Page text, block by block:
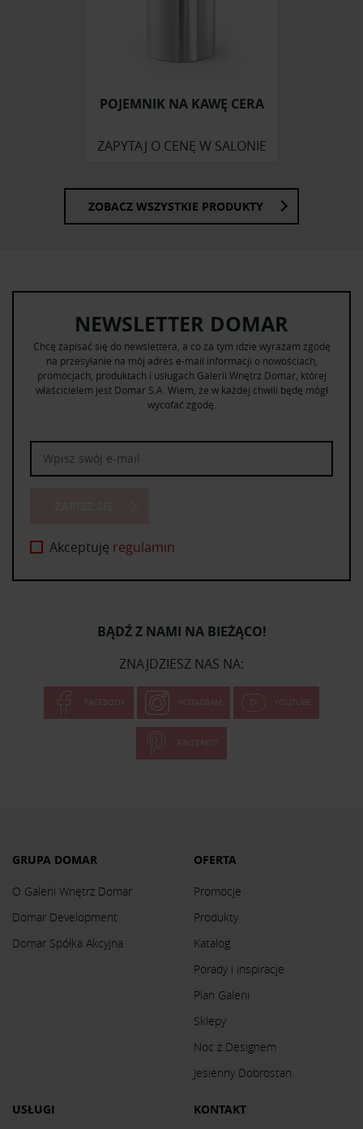
POJEMNIK NA KAWĘ CERA
ZAPYTAJ O CENĘ W SALONIE
ZOBACZ WSZYSTKIE PRODUKTY
NEWSLETTER DOMAR
Chcę zapisać się do newslettera, a co za tym idzie wyrażam zgodę
na przesyłanie na mój adres e-mail informacji o nowościach,
promocjach, produktach i usługach Galerii Wnętrz Domar, której
właścicielem jest Domar S.A. Wiem, że w każdej chwili będę mógł
wycofać zgodę.
Akceptuję regulamin
BĄDŹ Z NAMI NA BIEŻĄCO!
ZNAJDZIESZ NAS NA:
FACEBOOK INSTAGRAM YOUTUBE
PINTEREST
GRUPA DOMAR
O Galerii Wnętrz Domar
Domar Development
Domar Spółka Akcyjna
OFERTA
Promocje
Produkty
Katalog
Porady i inspiracje
Plan Galerii
Sklepy
Noc z Designem
Jesienny Dobrostan
USŁUGI KONTAKT